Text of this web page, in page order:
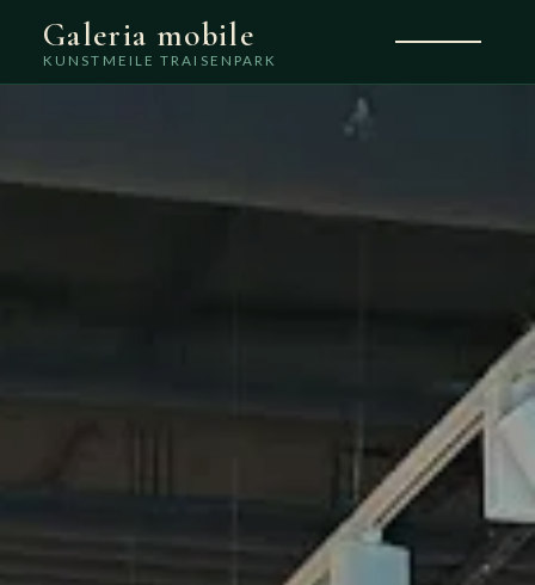
Galeria mobile
KUNSTMEILE TRAISENPARK